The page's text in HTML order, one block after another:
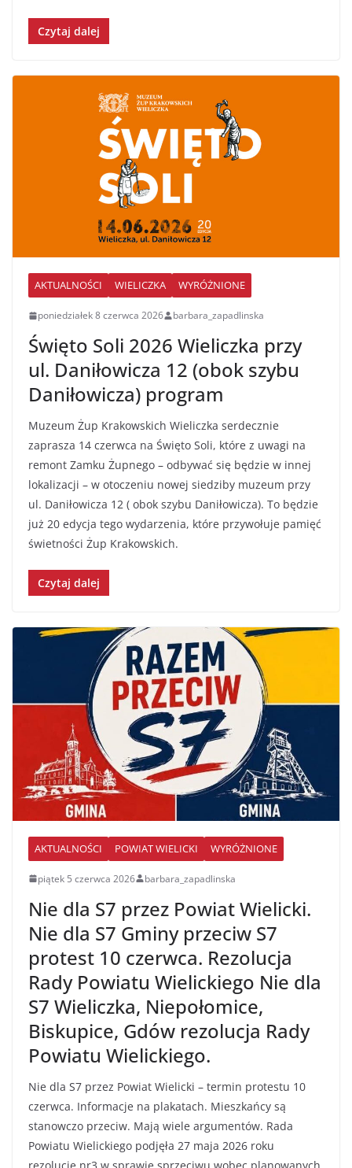
Czytaj dalej
AKTUALNOŚCI WIELICZKA WYRÓŻNIONE
poniedziałek 8 czerwca 2026 barbara_zapadlinska
Święto Soli 2026 Wieliczka przy
ul. Daniłowicza 12 (obok szybu
Daniłowicza) program
Muzeum Żup Krakowskich Wieliczka serdecznie
zaprasza 14 czerwca na Święto Soli, które z uwagi na
remont Zamku Żupnego – odbywać się będzie w innej
lokalizacji – w otoczeniu nowej siedziby muzeum przy
ul. Daniłowicza 12 ( obok szybu Daniłowicza). To będzie
już 20 edycja tego wydarzenia, które przywołuje pamięć
świetności Żup Krakowskich.
Czytaj dalej
AKTUALNOŚCI POWIAT WIELICKI WYRÓŻNIONE
piątek 5 czerwca 2026 barbara_zapadlinska
Nie dla S7 przez Powiat Wielicki.
Nie dla S7 Gminy przeciw S7
protest 10 czerwca. Rezolucja
Rady Powiatu Wielickiego Nie dla
S7 Wieliczka, Niepołomice,
Biskupice, Gdów rezolucja Rady
Powiatu Wielickiego.
Nie dla S7 przez Powiat Wielicki – termin protestu 10
czerwca. Informacje na plakatach. Mieszkańcy są
stanowczo przeciw. Mają wiele argumentów. Rada
Powiatu Wielickiego podjęła 27 maja 2026 roku